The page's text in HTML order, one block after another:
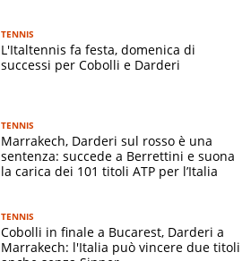
TENNIS
L'Italtennis fa festa, domenica di
successi per Cobolli e Darderi
TENNIS
Marrakech, Darderi sul rosso è una
sentenza: succede a Berrettini e suona
la carica dei 101 titoli ATP per l’Italia
TENNIS
Cobolli in finale a Bucarest, Darderi a
Marrakech: l'Italia può vincere due titoli